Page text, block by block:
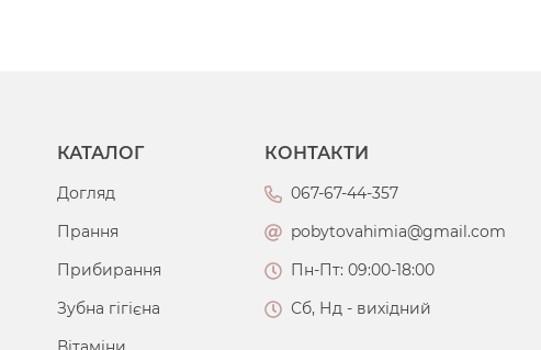
КАТАЛОГ
Догляд
Прання
Прибирання
Зубна гігієна
КОНТАКТИ
067-67-44-357
pobytovahimia@gmail.com
Пн-Пт: 09:00-18:00
Сб, Нд - вихідний